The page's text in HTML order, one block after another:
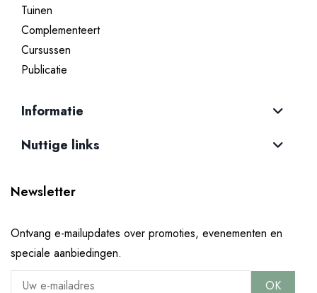
Tuinen
Complementeert
Cursussen
Publicatie
Informatie
Nuttige links
Newsletter
Ontvang e-mailupdates over promoties, evenementen en
speciale aanbiedingen.